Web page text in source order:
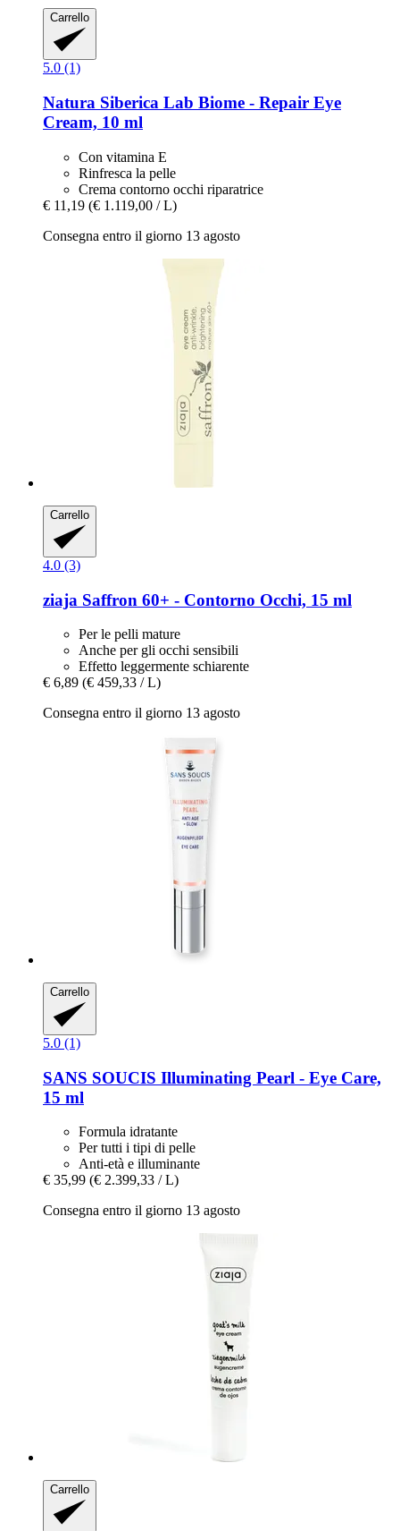
Carrello
5.0 (1)
Natura Siberica Lab Biome -​ Repair Eye
Cream, 10 ml
Con vitamina E
Rinfresca la pelle
Crema contorno occhi riparatrice
€ 11,19 (€ 1.119,00 / L)
Consegna entro il giorno 13 agosto
Carrello
4.0 (3)
ziaja Saffron 60+ -​ Contorno Occhi, 15 ml
Per le pelli mature
Anche per gli occhi sensibili
Effetto leggermente schiarente
€ 6,89 (€ 459,33 / L)
Consegna entro il giorno 13 agosto
Carrello
5.0 (1)
SANS SOUCIS Illuminating Pearl -​ Eye Care,
15 ml
Formula idratante
Per tutti i tipi di pelle
Anti-età e illuminante
€ 35,99 (€ 2.399,33 / L)
Consegna entro il giorno 13 agosto
Carrello